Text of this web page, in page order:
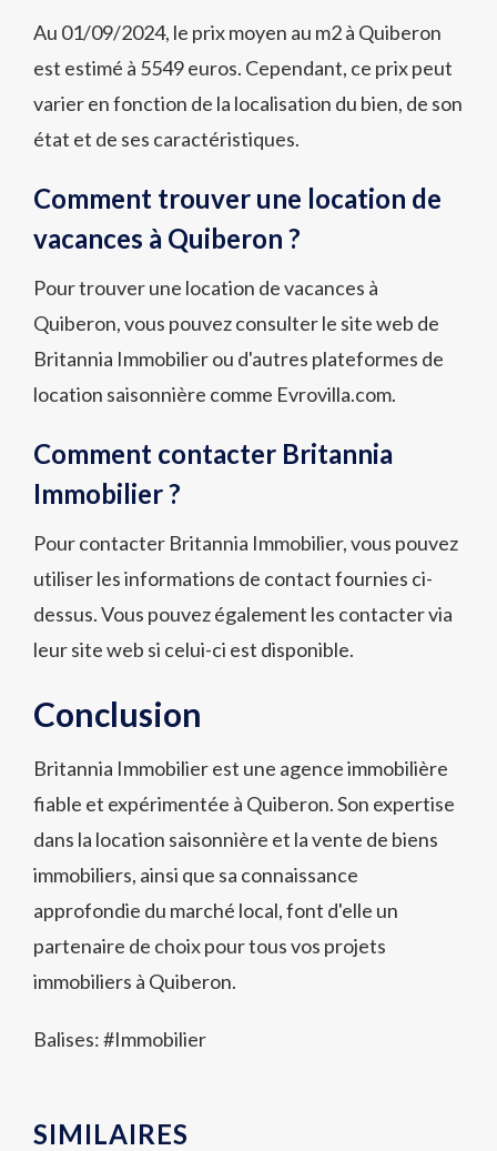
Au 01/09/2024, le prix moyen au m2 à Quiberon
est estimé à 5549 euros. Cependant, ce prix peut
varier en fonction de la localisation du bien, de son
état et de ses caractéristiques.
Comment trouver une location de
vacances à Quiberon ?
Pour trouver une location de vacances à
Quiberon, vous pouvez consulter le site web de
Britannia Immobilier ou d'autres plateformes de
location saisonnière comme Evrovilla.com.
Comment contacter Britannia
Immobilier ?
Pour contacter Britannia Immobilier, vous pouvez
utiliser les informations de contact fournies ci-
dessus. Vous pouvez également les contacter via
leur site web si celui-ci est disponible.
Conclusion
Britannia Immobilier est une agence immobilière
fiable et expérimentée à Quiberon. Son expertise
dans la location saisonnière et la vente de biens
immobiliers, ainsi que sa connaissance
approfondie du marché local, font d'elle un
partenaire de choix pour tous vos projets
immobiliers à Quiberon.
Balises: #Immobilier
SIMILAIRES